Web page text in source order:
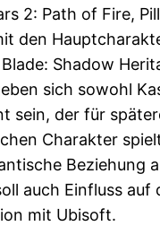
2: Path of Fire,
den
Shadow
sich sowohl
sein, der für
Charakter
Beziehung
auch Einfluss
mit Ubisoft.